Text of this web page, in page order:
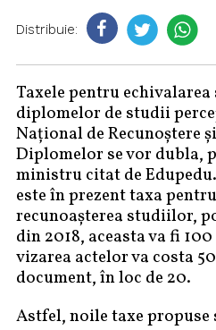
Distribuie:
Taxele pentru echivalarea
diplomelor de studii
Naţional de Recunoştere
Diplomelor se vor dubla,
ministru citat de
este în prezent taxa
recunoaşterea studiilor,
din 2018, aceasta va fi
vizarea actelor va costa
document, în loc de 20.
Astfel, noile taxe propuse